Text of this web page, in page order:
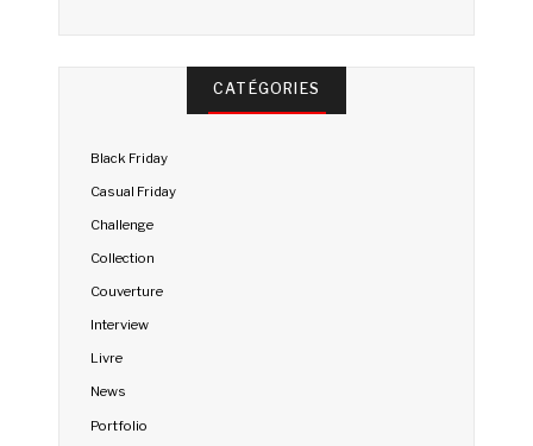
CATÉGORIES
Black Friday
Casual Friday
Challenge
Collection
Couverture
Interview
Livre
News
Portfolio